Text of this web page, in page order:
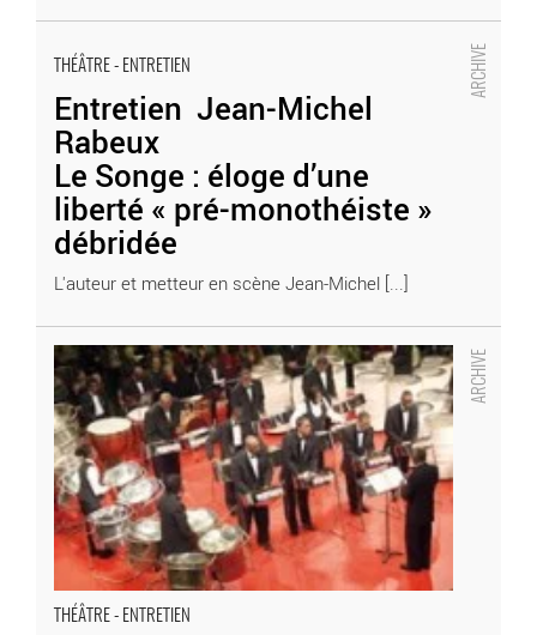
THÉÂTRE - ENTRETIEN
Entretien Jean-Michel
Rabeux
Le Songe : éloge d’une
liberté « pré-monothéiste »
débridée
L'auteur et metteur en scène Jean-Michel [...]
Le Songe : éloge d’une liberté « pré-monothéiste » débridée
- Critique sortie Théâtre
THÉÂTRE - ENTRETIEN
Entretien Jean-Pierre Vincent
L’Orestie : acte de naissance de la démocratie? et de notre
théâtre
- Critique sortie Théâtre